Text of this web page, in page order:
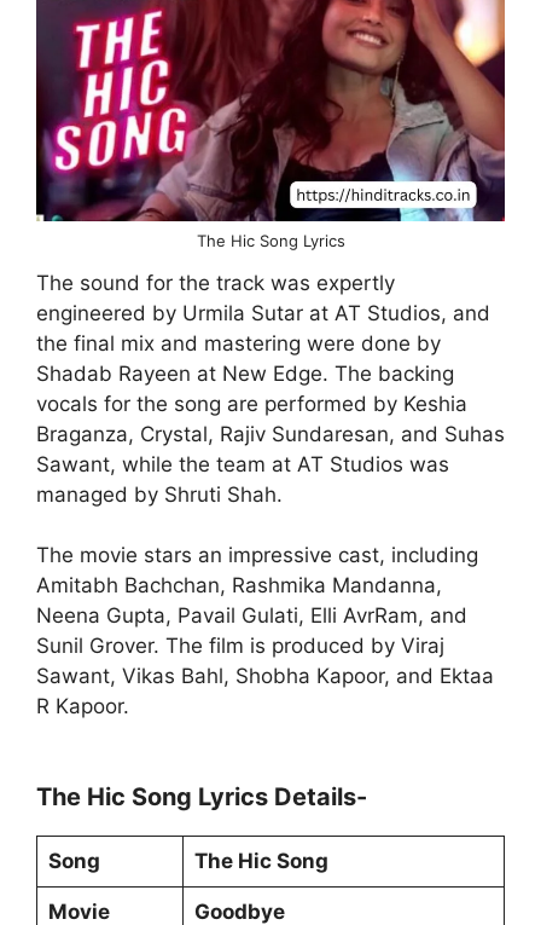
The Hic Song Lyrics
The sound for the track was expertly
engineered by Urmila Sutar at AT Studios, and
the final mix and mastering were done by
Shadab Rayeen at New Edge. The backing
vocals for the song are performed by Keshia
Braganza, Crystal, Rajiv Sundaresan, and Suhas
Sawant, while the team at AT Studios was
managed by Shruti Shah.
The movie stars an impressive cast, including
Amitabh Bachchan, Rashmika Mandanna,
Neena Gupta, Pavail Gulati, Elli AvrRam, and
Sunil Grover. The film is produced by Viraj
Sawant, Vikas Bahl, Shobha Kapoor, and Ektaa
R Kapoor.
The Hic Song Lyrics Details-
Song The Hic Song
Movie Goodbye